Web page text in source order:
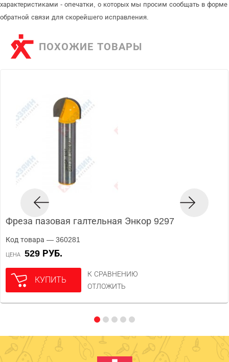
характеристиками - опечатки, о которых мы просим сообщать в форме
обратной связи для скорейшего исправления.
ПОХОЖИЕ ТОВАРЫ
Фреза пазовая галтельная Энкор 9297
Код товара — 360281
ЦЕНА 529 РУБ.
КУПИТЬ
К СРАВНЕНИЮ
ОТЛОЖИТЬ